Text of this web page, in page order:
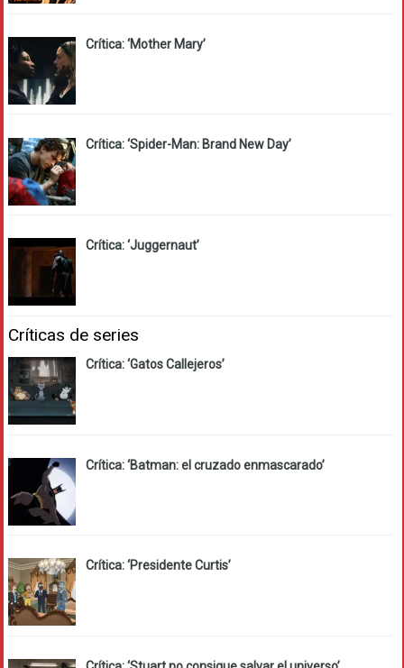
Crítica: ‘Mother Mary’
Crítica: ‘Spider-Man: Brand New Day’
Crítica: ‘Juggernaut’
Críticas de series
Crítica: ‘Gatos Callejeros’
Crítica: ‘Batman: el cruzado enmascarado’
Crítica: ‘Presidente Curtis’